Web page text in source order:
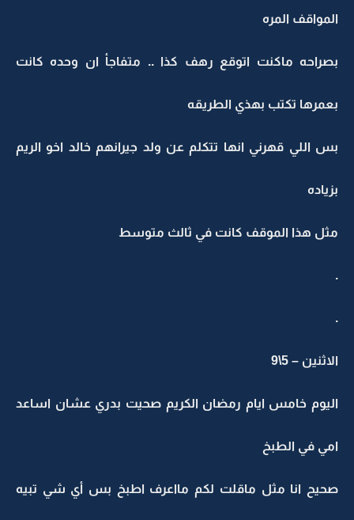
المواقف المره
بصراحه ماكنت اتوقع رهف كذا .. متفاجأ ان وحده كانت
بعمرها تكتب بهذي الطريقه
بس اللي قهرني انها تتكلم عن ولد جيرانهم خالد اخو الريم
بزياده
مثل هذا الموقف كانت في ثالث متوسط
.
.
الاثنين – 5\9
اليوم خامس ايام رمضان الكريم صحيت بدري عشان اساعد
امي في الطبخ
صحيح انا مثل ماقلت لكم مااعرف اطبخ بس أي شي تبيه